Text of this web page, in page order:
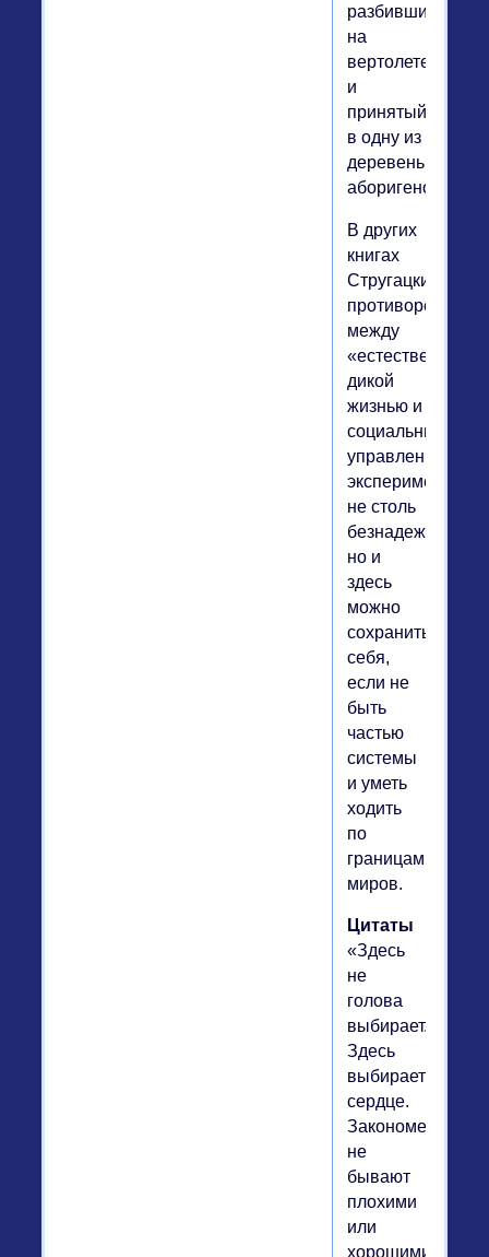
разбившийся
на
вертолете
и
принятый
в одну из
деревень
аборигенов.
В других
книгах
Стругацких
противоречия
между
«естественной»,
дикой
жизнью и
социальным
управленческим
экспериментом
не столь
безнадежны,
но и
здесь
можно
сохранить
себя,
если не
быть
частью
системы
и уметь
ходить
по
границам
миров.
Цитаты
«Здесь
не
голова
выбирает.
Здесь
выбирает
сердце.
Закономерности
не
бывают
плохими
или
хорошими,